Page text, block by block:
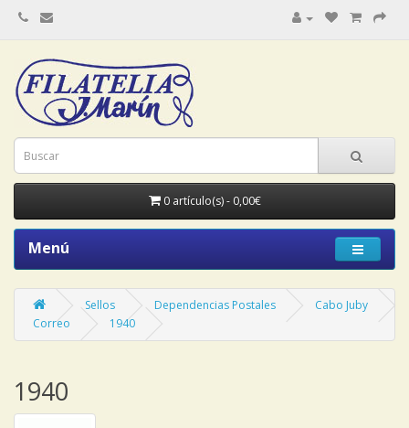
0 artículo(s) - 0,00€
Menú
Sellos Dependencias Postales
Cabo Juby
Correo
1940
1940